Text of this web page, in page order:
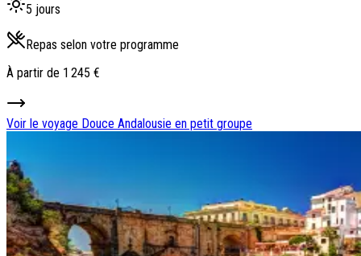
5 jours
Repas selon votre programme
À partir de 1 245 €
Voir le voyage Douce Andalousie en petit groupe